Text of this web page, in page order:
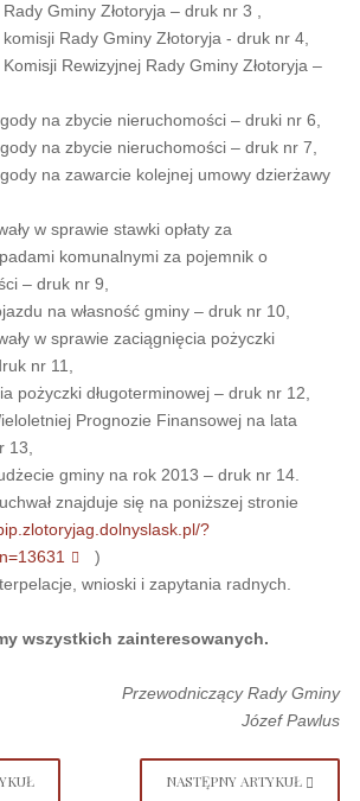
Gminy Złotoryja – druk nr 3 ,
Rady Gminy Złotoryja - druk nr 4,
Rewizyjnej Rady Gminy Złotoryja –
na zbycie nieruchomości – druki nr 6,
na zbycie nieruchomości – druk nr 7,
na zawarcie kolejnej umowy dzierżawy
w sprawie stawki opłaty za
komunalnymi za pojemnik o
– druk nr 9,
na własność gminy – druk nr 10,
w sprawie zaciągnięcia pożyczki
nr 11,
długoterminowej – druk nr 12,
Prognozie Finansowej na lata
13,
gminy na rok 2013 – druk nr 14.
znajduje się na poniższej stronie
?
)
wnioski i zapytania radnych.
wszystkich zainteresowanych.
Przewodniczący Rady Gminy
Józef Pawlus
NASTĘPNY ARTYKUŁ